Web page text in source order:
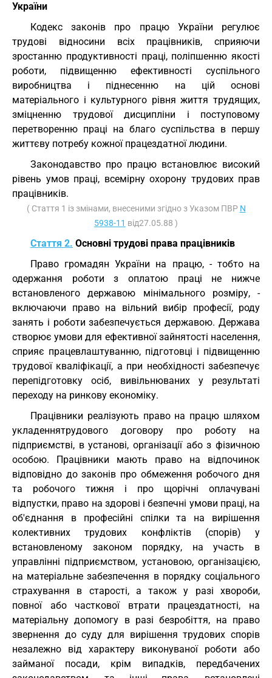
України
Кодекс законів про працю України регулює
трудові відносини всіх працівників, сприяючи
зростанню продуктивності праці, поліпшенню якості
роботи, підвищенню ефективності суспільного
виробництва і піднесенню на цій основі
матеріального і культурного рівня життя трудящих,
зміцненню трудової дисципліни і поступовому
перетворенню праці на благо суспільства в першу
життєву потребу кожної працездатної людини.
Законодавство про працю встановлює високий
рівень умов праці, всемірну охорону трудових прав
працівників.
( Стаття 1 із змінами, внесеними згідно з Указом ПВР N
5938-11 від27.05.88 )
Стаття 2. Основні трудові права працівників
Право громадян України на працю, - тобто на
одержання роботи з оплатою праці не нижче
встановленого державою мінімального розміру, -
включаючи право на вільний вибір професії, роду
занять і роботи забезпечується державою. Держава
створює умови для ефективної зайнятості населення,
сприяє працевлаштуванню, підготовці і підвищенню
трудової кваліфікації, а при необхідності забезпечує
перепідготовку осіб, вивільнюваних у результаті
переходу на ринкову економіку.
Працівники реалізують право на працю шляхом
укладеннятрудового договору про роботу на
підприємстві, в установі, організації або з фізичною
особою. Працівники мають право на відпочинок
відповідно до законів про обмеження робочого дня
та робочого тижня і про щорічні оплачувані
відпустки, право на здорові і безпечні умови праці, на
об'єднання в професійні спілки та на вирішення
колективних трудових конфліктів (спорів) у
встановленому законом порядку, на участь в
управлінні підприємством, установою, організацією,
на матеріальне забезпечення в порядку соціального
страхування в старості, а також у разі хвороби,
повної або часткової втрати працездатності, на
матеріальну допомогу в разі безробіття, на право
звернення до суду для вирішення трудових спорів
незалежно від характеру виконуваної роботи або
займаної посади, крім випадків, передбачених